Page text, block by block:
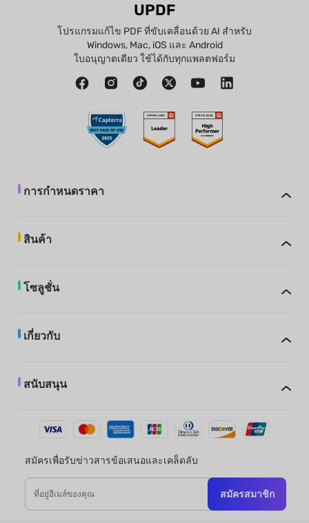
UPDF
โปรแกรมแก้ไข PDF ที่ขับเคลื่อนด้วย AI สำหรับ
Windows, Mac, iOS และ Android
ใบอนุญาตเดียว ใช้ได้กับทุกแพลตฟอร์ม
การกำหนดราคา
สินค้า
โซลูชั่น
เกี่ยวกับ
สนับสนุน
สมัครเพื่อรับข่าวสารข้อเสนอและเคล็ดลับ
สมัครสมาชิก